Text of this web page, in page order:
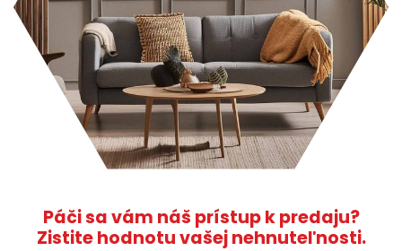
Páči sa vám náš prístup k predaju?
Zistite hodnotu vašej nehnuteľnosti.